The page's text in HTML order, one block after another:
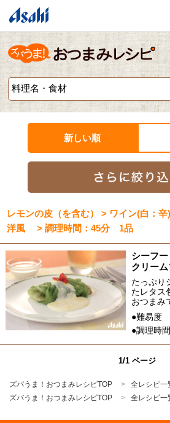
新しい順
レモンの皮（を含む） > ワイン(白：
洋風 > 調理時間：45分 1品
シーフ
クリー
たっぷり
たレタス
おつまみ
●難易度
●調理時間
1/1 ページ
ズバうま！おつまみレシピTOP 全レシピ一
ズバうま！おつまみレシピTOP
全レシピ一